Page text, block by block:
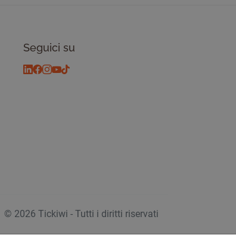
Seguici su
© 2026 Tickiwi - Tutti i diritti riservati